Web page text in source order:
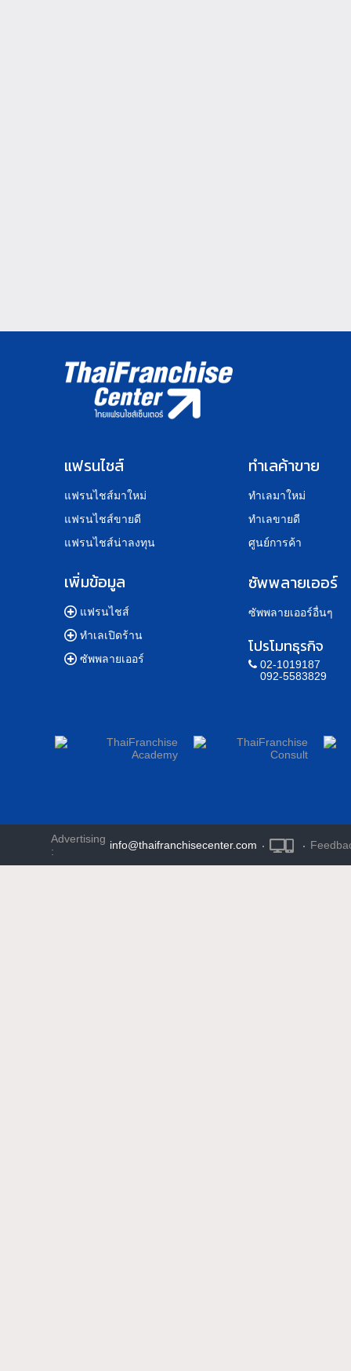
แฟรนไชส์
แฟรนไชส์มาใหม่
แฟรนไชส์ขายดี
แฟรนไชส์น่าลงทุน
เพิ่มข้อมูล
แฟรนไชส์
ทำเลเปิดร้าน
ซัพพลายเออร์
ทำเลค้าขาย
ทำเลมาใหม่
ทำเลขายดี
ศูนย์การค้า
ซัพพลายเออร์
ซัพพลายเออร์อื่นๆ
โปรโมทธุรกิจ
02-1019187
092-5583829
Advertising
:
info@thaifranchisecenter.com · ·